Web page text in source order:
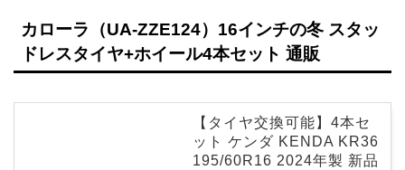
カローラ（UA-ZZE124）16インチの冬 スタッ
ドレスタイヤ+ホイール4本セット 通販
【タイヤ交換可能】4本セ
ット ケンダ KENDA KR36
195/60R16 2024年製 新品